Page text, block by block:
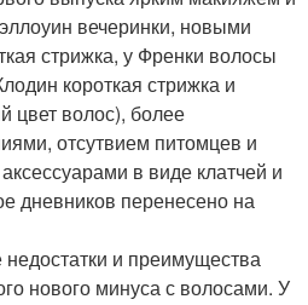
вечеринки, новыми
стрижка, у Френки волосы
короткая стрижка и
волос), более
отсутвием питомцев и
в виде клатчей и
дневников перенесено на
и преимущества
нового минуса с волосами. У